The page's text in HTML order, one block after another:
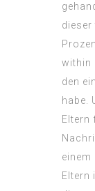
dieser
within
den
habe.
Eltern
einem
Eltern